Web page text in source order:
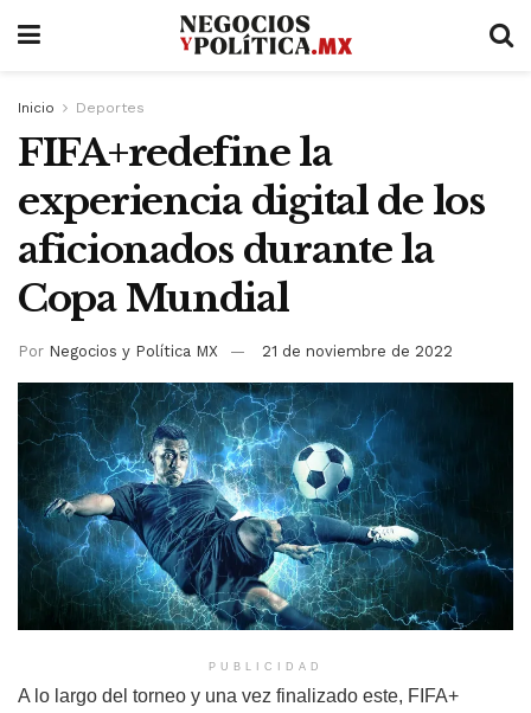
Inicio Deportes
FIFA+redefine la
experiencia digital de los
aficionados durante la
Copa Mundial
Por Negocios y Política MX 21 de noviembre de 2022
PUBLICIDAD
A lo largo del torneo y una vez finalizado este, FIFA+